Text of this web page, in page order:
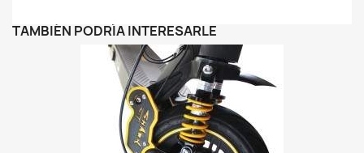
TAMBIÉN PODRÍA INTERESARLE